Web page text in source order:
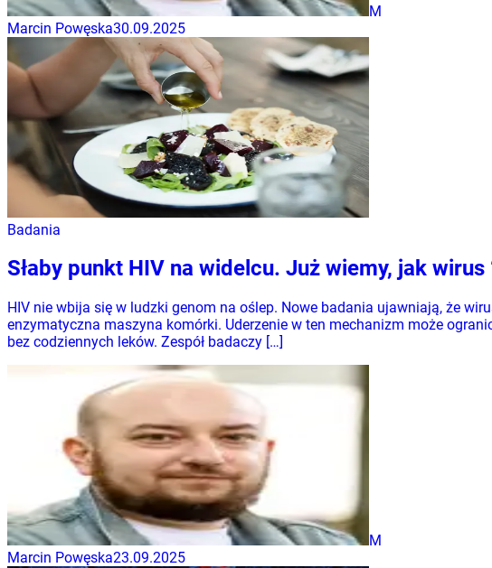
M
Marcin Powęska30.09.2025
Badania
Słaby punkt HIV na widelcu. Już wiemy, jak wirus
HIV nie wbija się w ludzki genom na oślep. Nowe badania ujawniają, że
enzymatyczna maszyna komórki. Uderzenie w ten mechanizm może
bez codziennych leków. Zespół badaczy […]
M
Marcin Powęska23.09.2025